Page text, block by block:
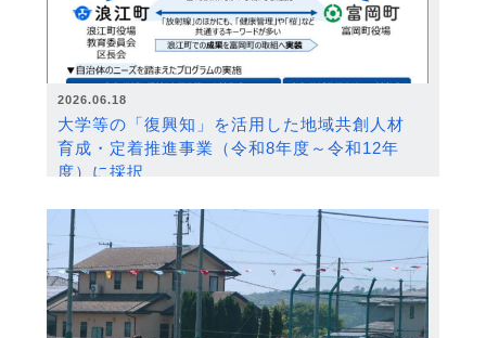
2026.06.18
大学等の「復興知」を活用した地域共創人材
育成・定着推進事業（令和8年度～令和12年
度）に採択